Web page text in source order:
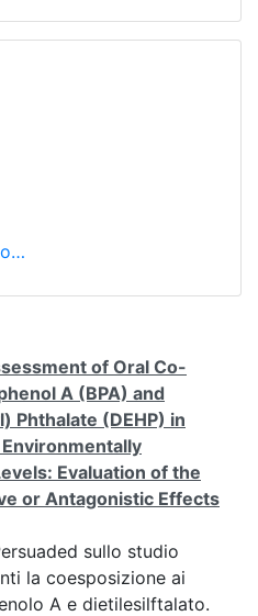
of Oral Co-
A (BPA) and
Phthalate (DEHP) in
Evaluation of the
or Antagonistic Effects
sullo studio
la coesposizione ai
A e dietilesilftalato.